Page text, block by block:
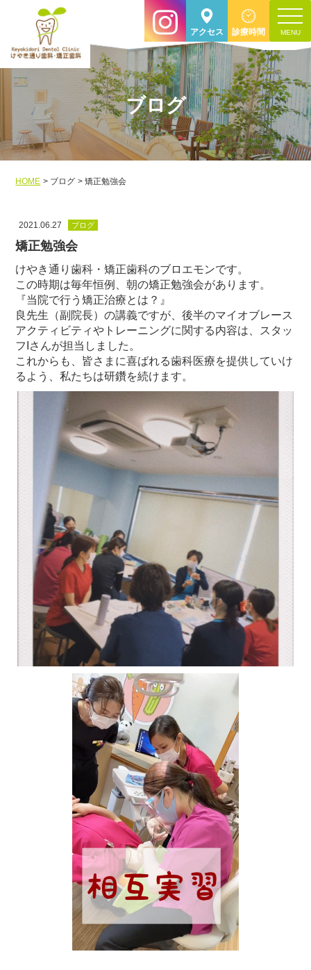
アクセス 診療時間
toggle
ブログ
HOME ブログ 矯正勉強会
2021.06.27 ブログ
矯正勉強会
けやき通り歯科・矯正歯科のブロエモンです。
この時期は毎年恒例、朝の矯正勉強会があります。
『当院で行う矯正治療とは？』
良先生（副院長）の講義ですが、後半のマイオブレース
アクティビティやトレーニングに関する内容は、スタッ
フIさんが担当しました。
これからも、皆さまに喜ばれる歯科医療を提供していけ
るよう、私たちは研鑽を続けます。